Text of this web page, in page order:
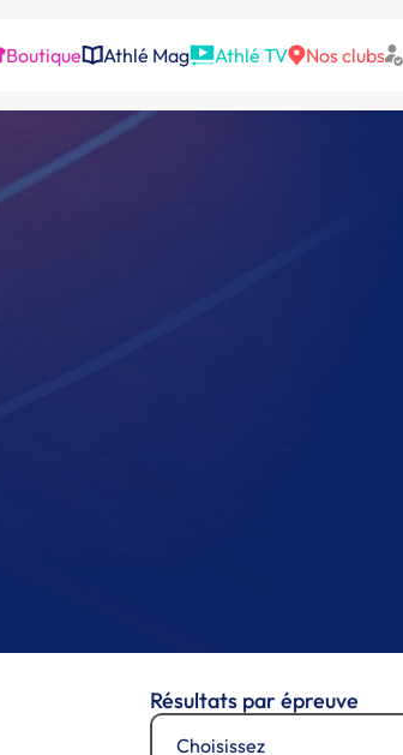
Boutique Athlé Mag Athlé TV Nos clubs
Résultats par épreuve
Choisissez